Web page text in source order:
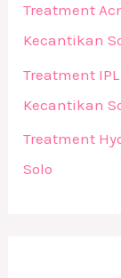
Treatment
Kecantikan
Treatment
Kecantikan
Treatment
Solo